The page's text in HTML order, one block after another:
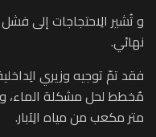
و تُشير الِاحتجاجات إلى
نهائي.
فقد تمّ توجيه وزيري
متر مكعب من مياه الِآبار.